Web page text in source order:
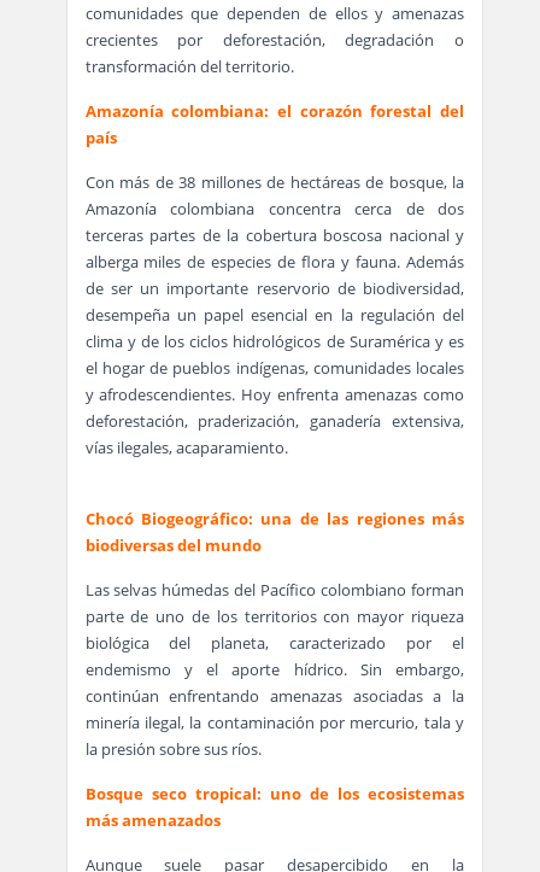
comunidades que dependen de ellos y amenazas
crecientes por deforestación, degradación o
transformación del territorio.
Amazonía colombiana: el corazón forestal del
país
Con más de 38 millones de hectáreas de bosque, la
Amazonía colombiana concentra cerca de dos
terceras partes de la cobertura boscosa nacional y
alberga miles de especies de flora y fauna. Además
de ser un importante reservorio de biodiversidad,
desempeña un papel esencial en la regulación del
clima y de los ciclos hidrológicos de Suramérica y es
el hogar de pueblos indígenas, comunidades locales
y afrodescendientes. Hoy enfrenta amenazas como
deforestación, praderización, ganadería extensiva,
vías ilegales, acaparamiento.
Chocó Biogeográfico: una de las regiones más
biodiversas del mundo
Las selvas húmedas del Pacífico colombiano forman
parte de uno de los territorios con mayor riqueza
biológica del planeta, caracterizado por el
endemismo y el aporte hídrico. Sin embargo,
continúan enfrentando amenazas asociadas a la
minería ilegal, la contaminación por mercurio, tala y
la presión sobre sus ríos.
Bosque seco tropical: uno de los ecosistemas
más amenazados
Aunque suele pasar desapercibido en la